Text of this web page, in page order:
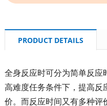
PRODUCT DETAILS
全身反应时可分为简单反应
高难度任务条件下，提高
价。而反应时间又有多种评